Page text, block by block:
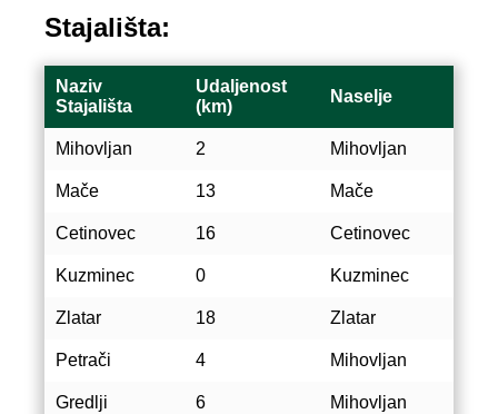
Stajališta:
Naziv
Stajališta
Udaljenost
(km)
Naselje
Mihovljan 2 Mihovljan
Mače 13 Mače
Cetinovec 16 Cetinovec
Kuzminec 0 Kuzminec
Zlatar 18 Zlatar
Petrači 4 Mihovljan
Gredlji 6 Mihovljan